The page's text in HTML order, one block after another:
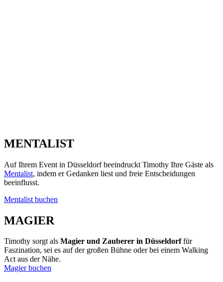
MENTALIST
Auf Ihrem Event in Düsseldorf beeindruckt Timothy Ihre Gäste als
Mentalist, indem er Gedanken liest und freie Entscheidungen
beeinflusst.
Mentalist buchen
MAGIER
Timothy sorgt als Magier und Zauberer in Düsseldorffür
Faszination, sei es auf der großen Bühne oder bei einem Walking
Act aus der Nähe.
Magier buchen